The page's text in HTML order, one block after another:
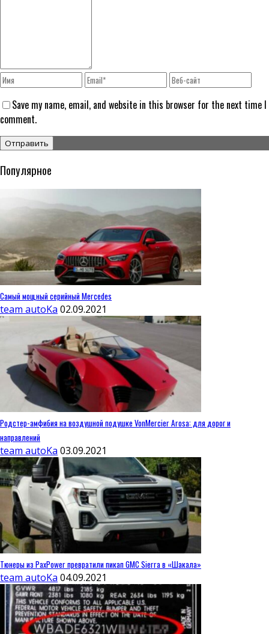
Save my name, email, and website in this browser for the next time I
comment.
Популярное
Самый мощный серийный Mercedes
team autoKa 02.09.2021
Родстер-амфибия на воздушной подушке VonMercier Arosa: для дорог и
направлений
team autoKa 03.09.2021
Тюнеры из PaxPower превратили пикап GMC Sierra в «Шакала»
team autoKa 04.09.2021